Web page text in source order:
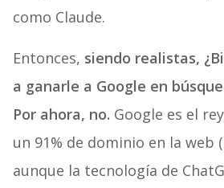
como Claude.
Entonces, siendo realistas,
a ganarle a Google en
Por ahora, no. Google es el
un 91% de dominio en la web
aunque la tecnología de